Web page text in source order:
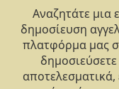
Αναζητάτε μια
δημοσίευση
πλατφόρμα μας
δημοσιεύσετε